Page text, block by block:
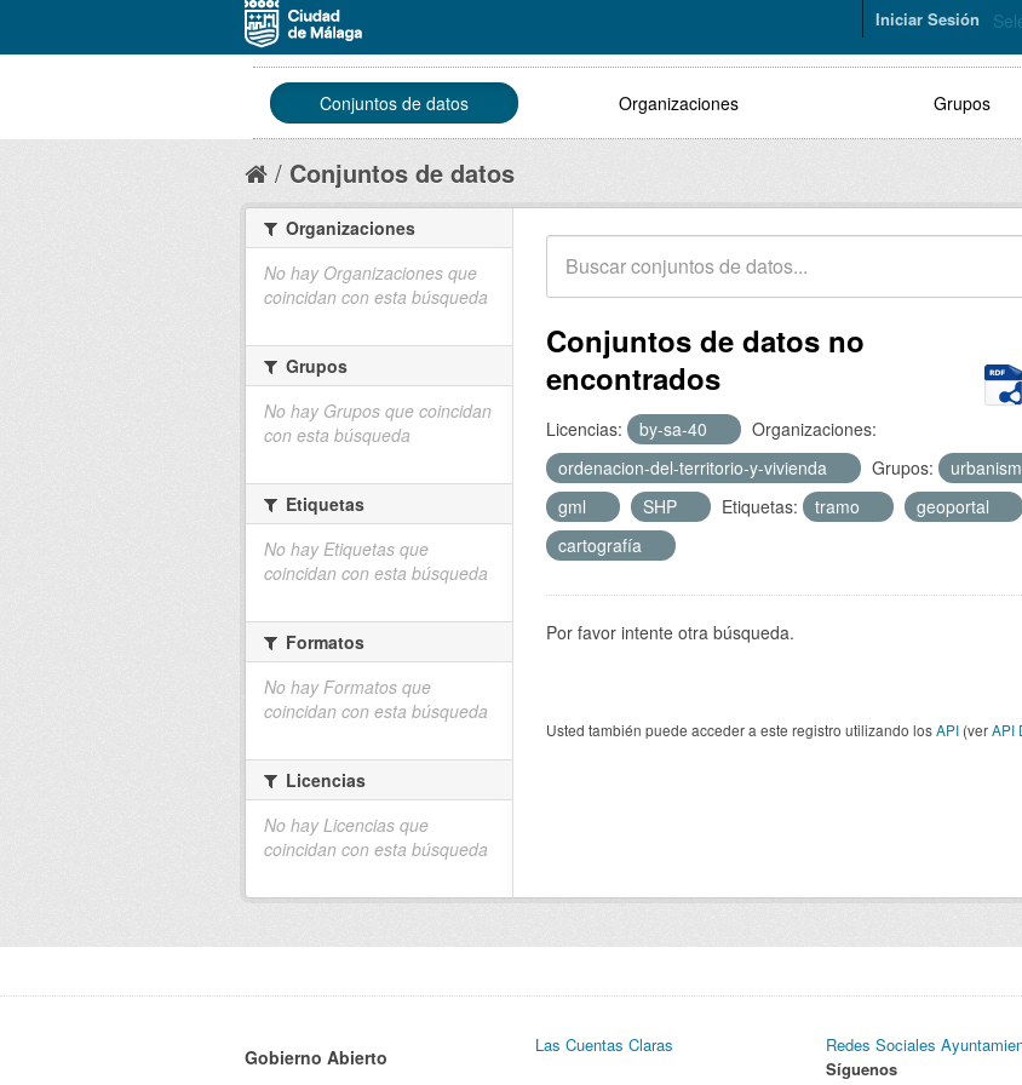
Iniciar Sesión
Conjuntos de datos Organizaciones Grupos
Conjuntos de datos
Conjuntos de datos no
encontrados
Licencias: by-sa-40
Organizaciones:
ordenacion-del-territorio-y-vivienda
Grupos:
gml
SHP Etiquetas: tramo geoportal
cartografía
Por favor intente otra búsqueda.
Usted también puede acceder a este registro utilizando losAPI (verAPI
Organizaciones
No hay Organizaciones que
coincidan con esta búsqueda
Grupos
No hay Grupos que coincidan
con esta búsqueda
Etiquetas
No hay Etiquetas que
coincidan con esta búsqueda
Formatos
No hay Formatos que
coincidan con esta búsqueda
Licencias
No hay Licencias que
coincidan con esta búsqueda
Gobierno Abierto
Las Cuentas Claras
Redes Sociales
Síguenos